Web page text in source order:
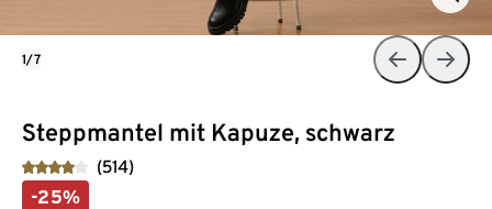
Steppmantel mit Kapuze, schwarz
(514)
-25%
1/7